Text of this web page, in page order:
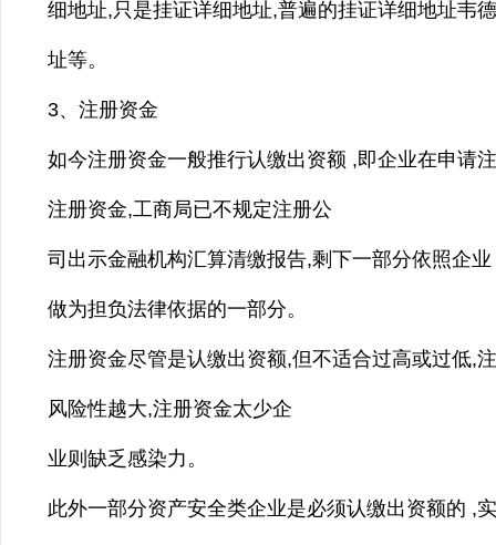
细地址,只是挂证详细地址,普遍的挂证详细地址韦
址等。
3、注册资金
如今注册资金一般推行认缴出资额 ,即企业在申请
注册资金,工商局已不规定注册公
司出示金融机构汇算清缴报告,剩下一部分依照企
做为担负法律依据的一部分。
注册资金尽管是认缴出资额,但不适合过高或过低,
风险性越大,注册资金太少企
业则缺乏感染力。
此外一部分资产安全类企业是必须认缴出资额的 ,